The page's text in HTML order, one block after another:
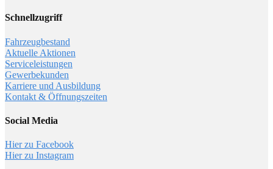
Schnellzugriff
Fahrzeugbestand
Aktuelle Aktionen
Serviceleistungen
Gewerbekunden
Karriere und Ausbildung
Kontakt & Öffnungszeiten
Social Media
Hier zu Facebook
Hier zu Instagram